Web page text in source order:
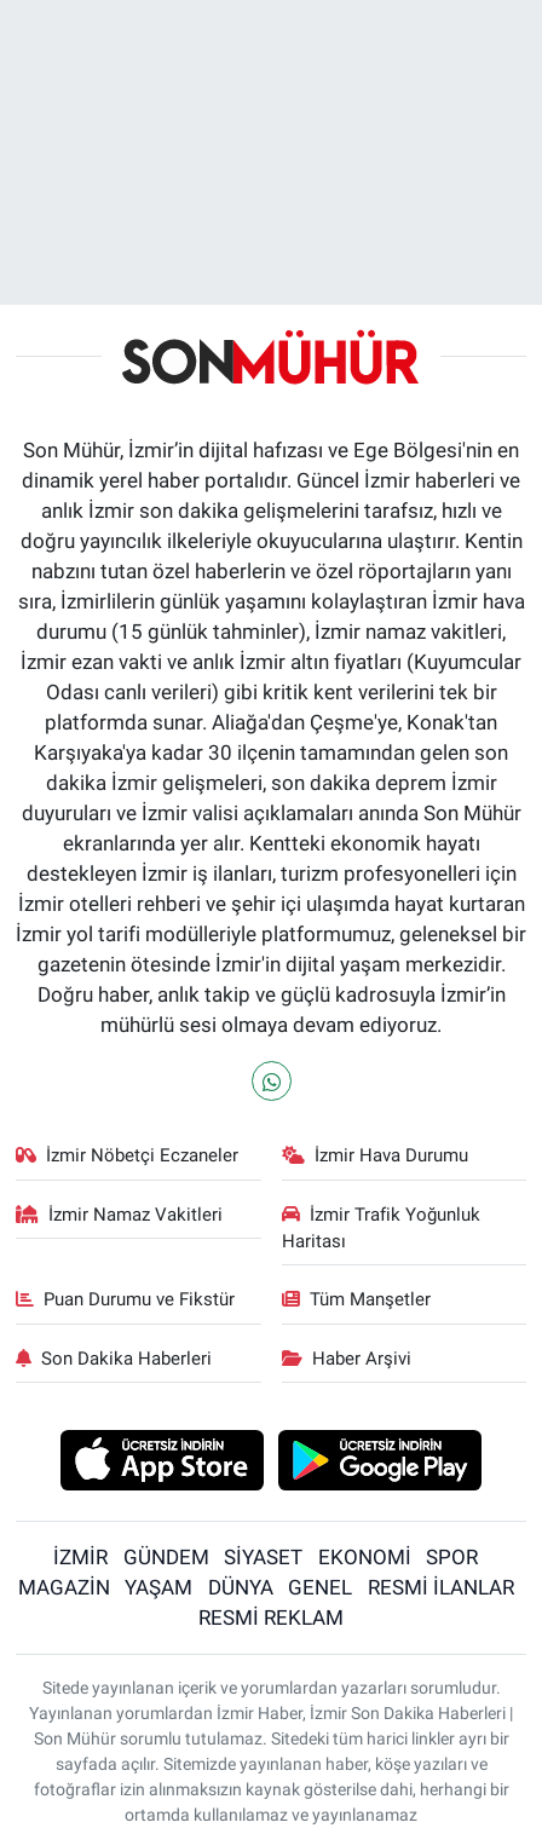
Son Mühür, İzmir’in dijital hafızası ve Ege Bölgesi'nin en
dinamik yerel haber portalıdır. Güncel İzmir haberleri ve
anlık İzmir son dakika gelişmelerini tarafsız, hızlı ve
doğru yayıncılık ilkeleriyle okuyucularına ulaştırır. Kentin
nabzını tutan özel haberlerin ve özel röportajların yanı
sıra, İzmirlilerin günlük yaşamını kolaylaştıran İzmir hava
durumu (15 günlük tahminler), İzmir namaz vakitleri,
İzmir ezan vakti ve anlık İzmir altın fiyatları (Kuyumcular
Odası canlı verileri) gibi kritik kent verilerini tek bir
platformda sunar. Aliağa'dan Çeşme'ye, Konak'tan
Karşıyaka'ya kadar 30 ilçenin tamamından gelen son
dakika İzmir gelişmeleri, son dakika deprem İzmir
duyuruları ve İzmir valisi açıklamaları anında Son Mühür
ekranlarında yer alır. Kentteki ekonomik hayatı
destekleyen İzmir iş ilanları, turizm profesyonelleri için
İzmir otelleri rehberi ve şehir içi ulaşımda hayat kurtaran
İzmir yol tarifi modülleriyle platformumuz, geleneksel bir
gazetenin ötesinde İzmir'in dijital yaşam merkezidir.
Doğru haber, anlık takip ve güçlü kadrosuyla İzmir’in
mühürlü sesi olmaya devam ediyoruz.
İzmir Nöbetçi Eczaneler İzmir Hava Durumu
İzmir Namaz Vakitleri
İzmir Trafik Yoğunluk
Haritası
Puan Durumu ve Fikstür Tüm Manşetler
Son Dakika Haberleri Haber Arşivi
İZMİR GÜNDEM SİYASET EKONOMİ
SPOR
MAGAZİN
YAŞAM DÜNYA GENEL
RESMİ İLANLAR
RESMİ REKLAM
Sitede yayınlanan içerik ve yorumlardan yazarları sorumludur.
Yayınlanan yorumlardan İzmir Haber, İzmir Son Dakika Haberleri |
Son Mühür sorumlu tutulamaz. Sitedeki tüm harici linkler ayrı bir
sayfada açılır. Sitemizde yayınlanan haber, köşe yazıları ve
fotoğraflar izin alınmaksızın kaynak gösterilse dahi, herhangi bir
ortamda kullanılamaz ve yayınlanamaz